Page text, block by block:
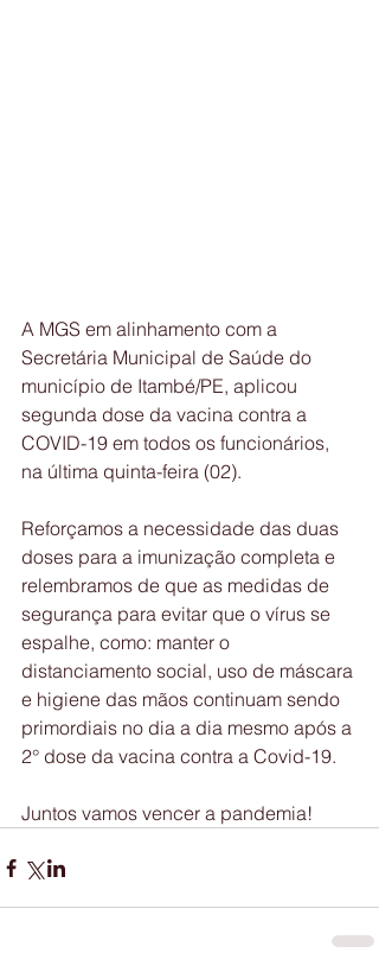
A MGS em alinhamento com a
Secretária Municipal de Saúde do
município de Itambé/PE, aplicou
segunda dose da vacina contra a
COVID-19 em todos os funcionários,
na última quinta-feira (02).
Reforçamos a necessidade das duas
doses para a imunização completa e
relembramos de que as medidas de
segurança para evitar que o vírus se
espalhe, como: manter o
distanciamento social, uso de máscara
e higiene das mãos continuam sendo
primordiais no dia a dia mesmo após a
2° dose da vacina contra a Covid-19.
Juntos vamos vencer a pandemia!